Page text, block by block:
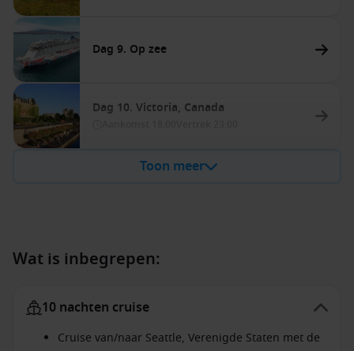
Dag 9. Op zee
Dag 10. Victoria, Canada
Toon meer
Wat is inbegrepen:
10 nachten cruise
Cruise van/naar Seattle, Verenigde Staten met de